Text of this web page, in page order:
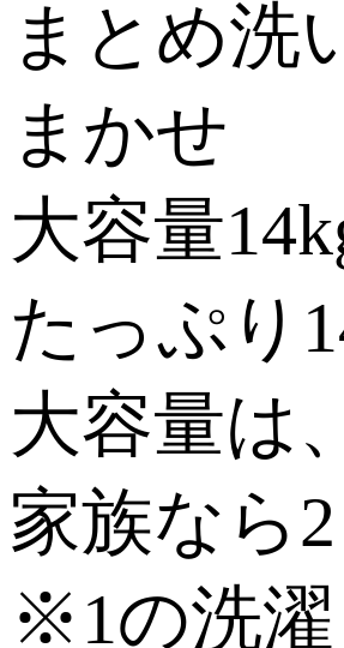
まとめ洗
まかせ
大容量
たっぷり
大容量は
家族なら
※1の洗